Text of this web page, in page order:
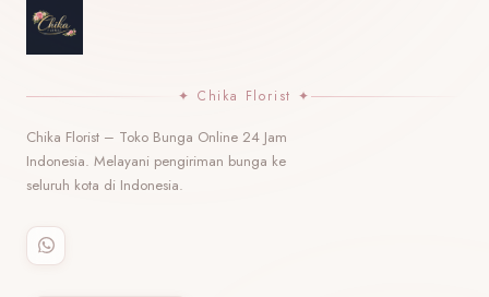
✦ Chika Florist ✦
Chika Florist – Toko Bunga Online 24 Jam
Indonesia. Melayani pengiriman bunga ke
seluruh kota di Indonesia.